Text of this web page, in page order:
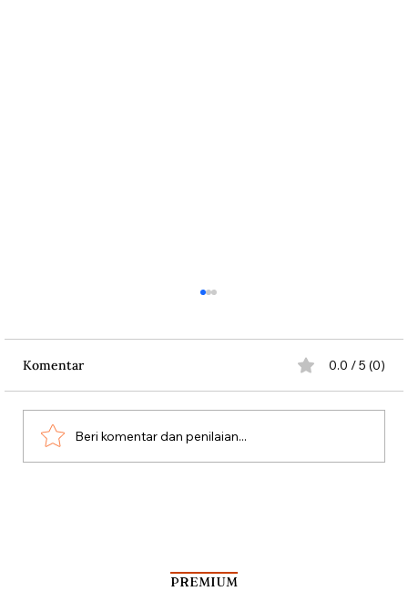
Komentar 0.0 / 5 (0)
Beri komentar dan penilaian...
PREMIUM